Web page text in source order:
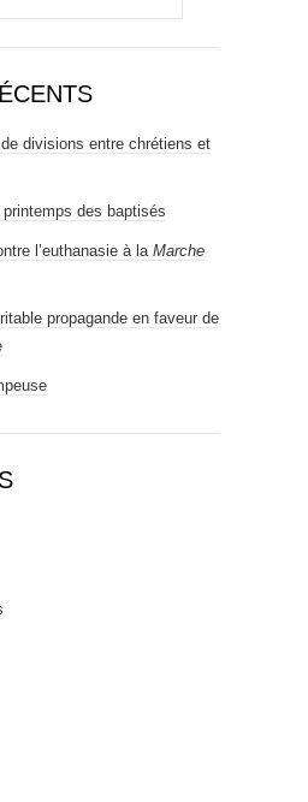
divisions entre chrétiens et
printemps des baptisés
l’euthanasie à la Marche
propagande en faveur de